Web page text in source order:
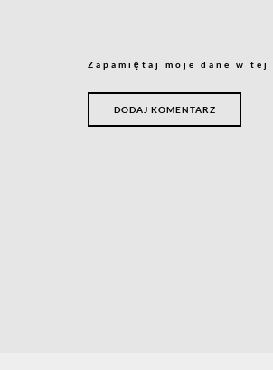
Zapamiętaj moje dane w